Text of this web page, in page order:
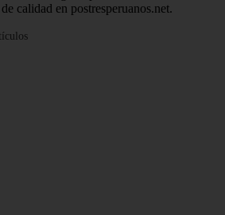
calidad en postresperuanos.net.